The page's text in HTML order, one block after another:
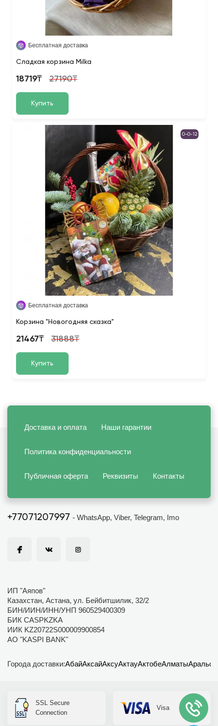
Бесплатная доставка
Сладкая корзина Milka
18719₸ 27190₸
Купить
0-0-12
Бесплатная доставка
Корзина "Новогодняя сказка"
21467₸ 31888₸
Купить
Доставка и оплата Наши гарантии
Политика конфиденциальности
Публичная оферта Реквизиты Контакты
+77071207997 - WhatsApp, Viber, Telegram, Imo
ИП "Аяпов"
Казахстан, Астана, ул. Бейбитшилик, 32/2
БИН/ИИН/ИНН/УНП 960529400309
БИК CASPKZKA
ИИК KZ20722S000009900854
АО "KASPI BANK"
Города доставки:АбайАксайАксуАктауАктобеАлматыАральск
SSL Secure
Connection
Visa